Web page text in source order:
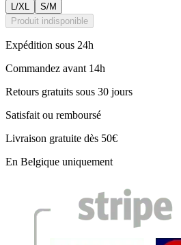
L/XL
S/M
Produit indisponible
Expédition sous 24h
Commandez avant 14h
Retours gratuits sous 30 jours
Satisfait ou remboursé
Livraison gratuite dès 50€
En Belgique uniquement